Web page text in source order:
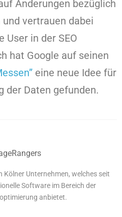
Änderungen bezüglich
und vertrauen dabei
User in der SEO
hat Google auf seinen
eine neue Idee für
der Daten gefunden.
Kölner Unternehmen, welches seit
Software im Bereich der
anbietet.